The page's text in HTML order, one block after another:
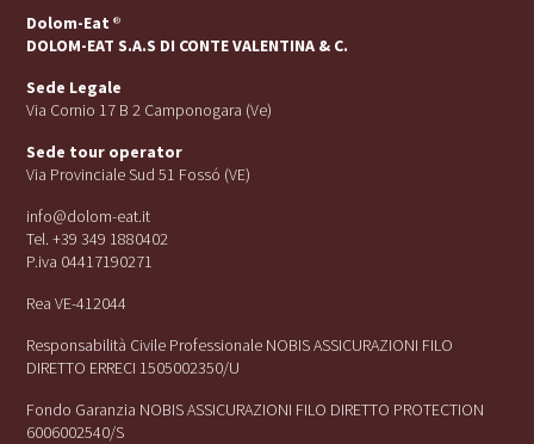
Dolom-Eat ®
DOLOM-EAT S.A.S DI CONTE VALENTINA & C.
Sede Legale
Via Cornio 17 B 2 Camponogara (Ve)
Sede tour operator
Via Provinciale Sud 51 Fossó (VE)
info@dolom-eat.it
Tel. +39 349 1880402
P.iva 04417190271
Rea VE-412044
Responsabilità Civile Professionale NOBIS ASSICURAZIONI FILO
DIRETTO ERRECI 1505002350/U
Fondo Garanzia NOBIS ASSICURAZIONI FILO DIRETTO PROTECTION
6006002540/S